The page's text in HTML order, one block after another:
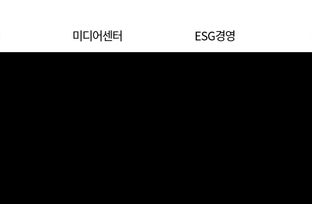
미디어센터 ESG경영